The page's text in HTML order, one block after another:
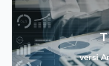
versi